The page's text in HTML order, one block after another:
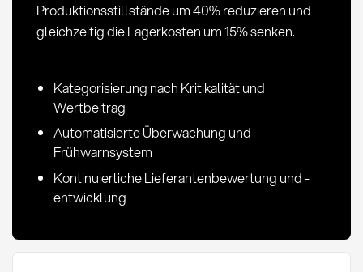
Produktionsstillstände um 40% reduzieren und
gleichzeitig die Lagerkosten um 15% senken.
Kategorisierung nach Kritikalität und
Wertbeitrag
Automatisierte Überwachung und
Frühwarnsystem
Kontinuierliche Lieferantenbewertung und -
entwicklung